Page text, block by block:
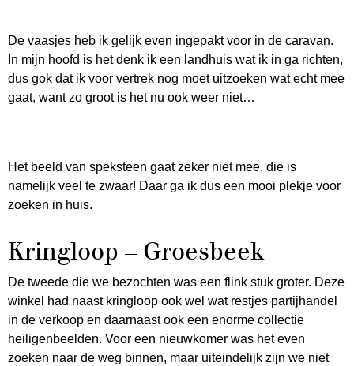
De vaasjes heb ik gelijk even ingepakt voor in de caravan.
In mijn hoofd is het denk ik een landhuis wat ik in ga richten,
dus gok dat ik voor vertrek nog moet uitzoeken wat echt mee
gaat, want zo groot is het nu ook weer niet…
Het beeld van speksteen gaat zeker niet mee, die is
namelijk veel te zwaar! Daar ga ik dus een mooi plekje voor
zoeken in huis.
Kringloop – Groesbeek
De tweede die we bezochten was een flink stuk groter. Deze
winkel had naast kringloop ook wel wat restjes partijhandel
in de verkoop en daarnaast ook een enorme collectie
heiligenbeelden. Voor een nieuwkomer was het even
zoeken naar de weg binnen, maar uiteindelijk zijn we niet